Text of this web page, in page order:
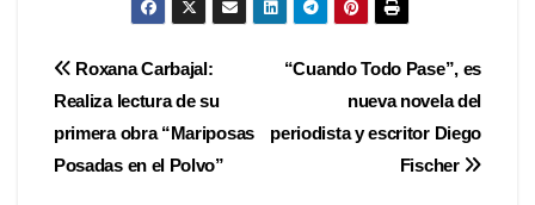
Navegación
de
entradas
“Cuando Todo Pase”, es
nueva novela del
periodista y escritor Diego
Fischer
Roxana Carbajal:
Realiza lectura de su
primera obra “Mariposas
Posadas en el Polvo”